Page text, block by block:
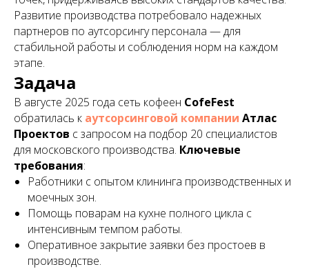
Развитие производства потребовало надежных
партнеров по аутсорсингу персонала — для
стабильной работы и соблюдения норм на каждом
этапе.
Задача
В августе 2025 года сеть кофеен CofeFest
обратилась к аутсорсинговой компании Атлас
Проектов с запросом на подбор 20 специалистов
для московского производства. Ключевые
требования:
Работники с опытом клининга производственных и
моечных зон.
Помощь поварам на кухне полного цикла с
интенсивным темпом работы.
Оперативное закрытие заявки без простоев в
производстве.